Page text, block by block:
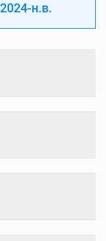
2024-н.в.